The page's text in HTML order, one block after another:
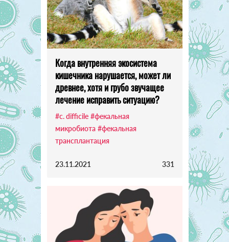
Когда внутренняя экосистема
кишечника нарушается, может ли
древнее, хотя и грубо звучащее
лечение исправить ситуацию?
#c. difficile #фекальная
микробиота #фекальная
трансплантация
23.11.2021 331